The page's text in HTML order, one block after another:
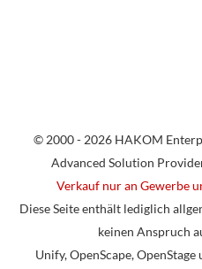
© 2000 - 2026 HAKOM
Advanced Solution
Verkauf nur an Gewerbe
Diese Seite enthält lediglich
keinen Anspruch
Unify, OpenScape,